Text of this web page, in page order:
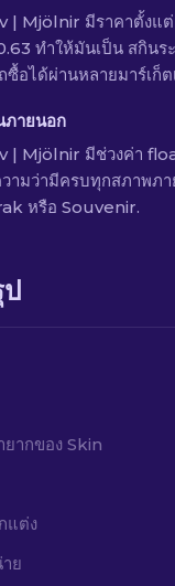
| Mjölnir มีราคาตั้งแต่
ทำให้มันเป็น สกิน
ซื้อได้ผ่านหลายมาร์เก็ต
ภายนอก
| Mjölnir มีช่วงค่า
ามว่ามีครบทุกสภาพภ
หรือ Souvenir.
ากของ Skin
แต่ง
ย